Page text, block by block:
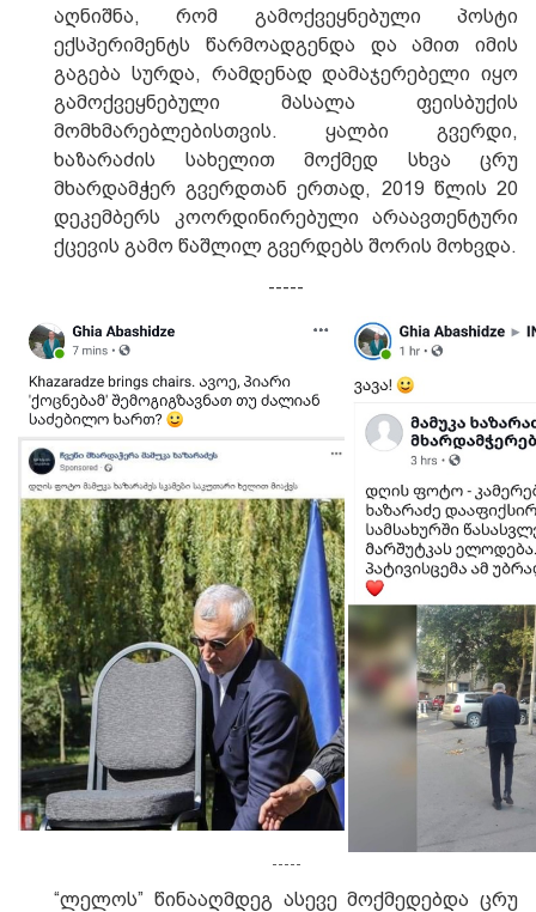
აღნიშნა, რომ გამოქვეყნებული პოსტი
ექსპერიმენტს წარმოადგენდა და ამით იმის
გაგება სურდა, რამდენად დამაჯერებელი იყო
გამოქვეყნებული მასალა ფეისბუქის
მომხმარებლებისთვის. ყალბი გვერდი,
ხაზარაძის სახელით მოქმედ სხვა ცრუ
მხარდამჭერ გვერდთან ერთად, 2019 წლის 20
დეკემბერს კოორდინირებული არაავთენტური
ქცევის გამო წაშლილ გვერდებს შორის მოხვდა.
-----
-----
“ლელოს” წინააღმდეგ ასევე მოქმედებდა ცრუ